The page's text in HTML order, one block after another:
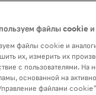
2021 году
моделируя
напрямую
и тестируют
файлы cookie и
файлы cookie и
их, измерить их
с пользователями.
основанной на
файлами